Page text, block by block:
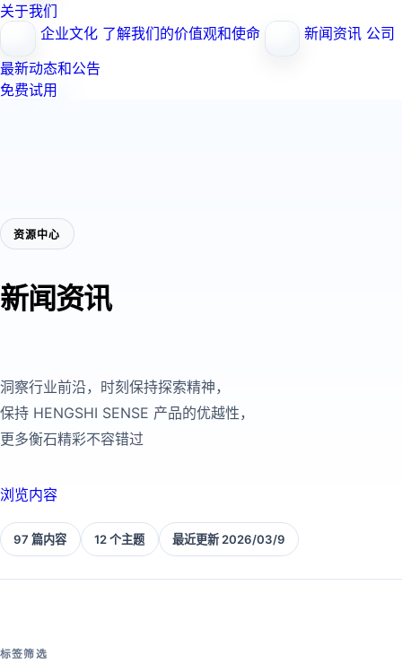
关于我们
企业文化 了解我们的价值观和使命 新闻资讯 公司
最新动态和公告
免费试用
资源中心
新闻资讯
洞察行业前沿，时刻保持探索精神，
保持 HENGSHI SENSE 产品的优越性，
更多衡石精彩不容错过
浏览内容
97 篇内容 12 个主题 最近更新 2026/03/9
标签筛选